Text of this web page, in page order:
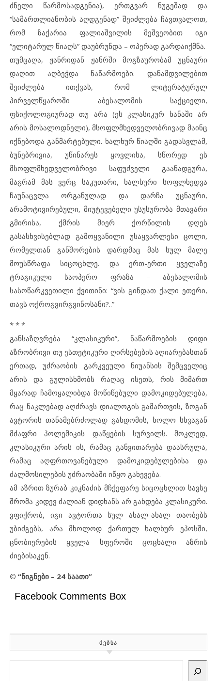
ძნელი წარმოსადგენია), ერთგვარ ნუგეშად და
“სამართლიანობის აღდგენად” შეიძლება ჩავთვალოთ,
რომ ზაქარია ფალიაშვილის მეშვეობით იგი
“ელიტარულ წიაღს” დაუბრუნდა – ოპერად გარდაიქმნა.
თუმცაღა, ჟანრიდან ჟანრში მოგზაურობამ უცნაური
დაღით აღბეჭდა ნაწარმოები. დანამდვილებით
შეიძლება ითქვას, რომ ლიტერატურულ
პირველწყაროში აბესალომის საქციელი,
ფსიქოლოგიურად თუ არა (ეს კლასიკურ ხანაში არ
არის მოსალოდნელი), მსოფლმხედველობრივად მაინც
იქნებოდა განმარტებული. ხალხურ წიაღში გადასვლამ,
ბუნებრივია, უწინარეს ყოვლისა, სწორედ ეს
მსოფლმხედველობრივი საფუძველი გაანადგურა,
მაგრამ მას ვერც საკუთარი, ხალხური სოფლხედვა
ჩაუნაცვლა ორგანულად და დარჩა უცნაური,
არამოტივირებული, მიუტევებელი უსუსურობა მთავარი
გმირისა, ქმრის მიერ ქორწილის დღეს
გასასხვისებლად გამოყვანილი უსაყვარლესი ცოლი,
რომელთან განშორების დარდმაც მას სულ მალე
მოუსწრაფა სიცოცხლე. და ერთ-ერთი ყველაზე
ტრაგიკული საოპერო ფრაზა – აბესალომის
სასოწარკვეთილი ქვითინი: “ვის გინდათ ქალი ეთერი,
თავს ოქროგვირგვინოსანი?..”
* * *
განსაზღვრება “კლასიკური”, ნაწარმოების დიდი
აზრობრივი თუ ესთეტიკური ღირსებების აღიარებასთან
ერთად, უძრაობის გარკვეული ნიუანსის შემცველიც
არის და გულისხმობს რაღაც ისეთს, რის მიმართ
მყარად ჩამოყალიბდა მოწიწებული დამოკიდებულება,
რაც ნაკლებად აღძრავს დიალოგის გამართვის, ზოგან
ავტორის თანამებრძოლად გახდომის, ხოლო სხვაგან
მძაფრი პოლემიკის დაწყების სურვილს. მოკლედ,
კლასიკური არის ის, რამაც განვითარება დაასრულა,
რამაც აღფრთოვანებული დამოკიდებულებისა და
ძალმოსილების უძრაობაში იწყო გახევება.
ამ აზრით ზურაბ კიკნაძის მჩქეფარე სიცოცხლით სავსე
შრომა კიდევ ძალიან დიდხანს არ გახდება კლასიკური.
ვფიქრობ, იგი ავტორთა სულ ახალ-ახალ თაობებს
უბიძგებს, არა მხოლოდ ქართულ ხალხურ ეპოსში,
ცნობიერების ყველა სფეროში ცოცხალი აზრის
ძიებისაკენ.
© “წიგნები – 24 საათი”
Facebook Comments Box
ᲫᲔᲑᲜᲐ